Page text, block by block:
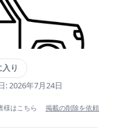
入り
: 2026年7月24日
様はこちら 掲載の削除を依頼